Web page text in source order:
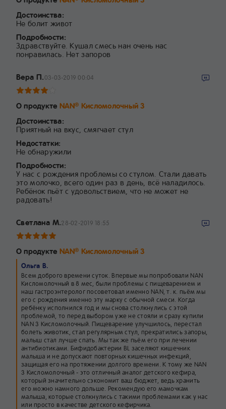
Достоинства:
Не болит живот
Подробности:
Здравствуйте. Кушал смесь нан очень нас
понравилась. Нет запоров
Вера П.03-03-2019 00:04
О продукте NAN® Кисломолочный 3
Достоинства:
Приятный на вкус, смягчает стул
Недостатки:
Не обнаружили
Подробности:
У нас с рождения проблемы со стулом. Стали давать
это молочко, всего один раз в день, всё наладилось.
Ребёнок пьёт с удовольствием, что не может не
радовать!
Светлана М.28-02-2019 18:55
О продукте NAN® Кисломолочный 3
Ольга В.
Всем доброго времени суток. Впервые мы попробовали NAN
Кисломолочный в 8 мес, были проблемы с пищеварением и
наш гастроэнтеролог посоветовал именно NAN, т. к. пьём мы
его с рождения именно эту марку с обычной смеси. Когда
ребёнку исполнился год и мы снова столкнулись с этой
проблемой, то перед выбором уже не стояли и сразу купили
NAN 3 Кисломолочный. Пищеварение улучшилось, перестал
болеть животик, стал регулярным стул, прекратились запоры,
малыш стал лучше спать. Мы так же пьём его при лечении
антибиотиками. Бифидобактерии ВL заселяют кишечник
малыша и не допускают повторных кишечных инфекций,
защищая его на протяжении долгого времени. К тому же NAN
3 Кисломолочный - это отличный аналог детского кефира,
который значительно сэкономит ваш бюджет, ведь хранить
его можно намного дольше. Рекомендую его мамочкам
малыша, которые столкнулись с такими проблемами как у нас
или просто в качестве детского кефирчика.